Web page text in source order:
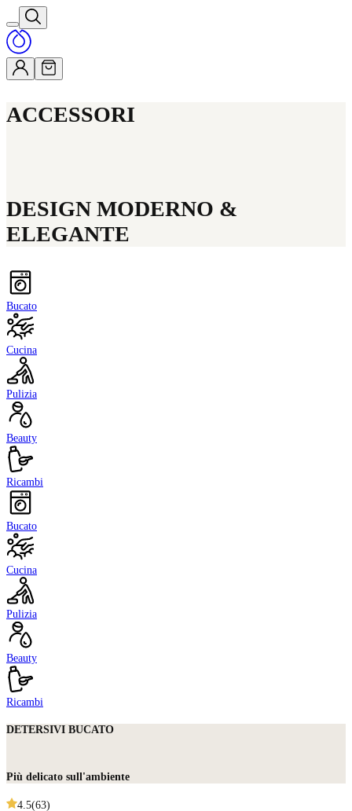
ACCESSORI
DESIGN MODERNO &
ELEGANTE
Bucato
Cucina
Pulizia
Beauty
Ricambi
Bucato
Cucina
Pulizia
Beauty
Ricambi
DETERSIVI BUCATO
Più delicato sull'ambiente
4.5(63)